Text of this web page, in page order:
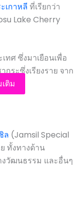
เกาหลี ที่เรียกว่า
Lake Cherry
ทศ ซึ่งมาเยือนเพื่อ
ระซึ่งเรียงราย จาก
ติม
ล (Jamsil Special
ทั้งทางด้าน
งวัฒนธรรม และอื่นๆ